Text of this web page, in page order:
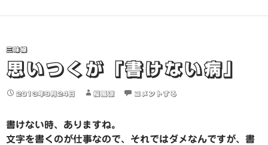
三味線
思いつくが「書けない病」
2013年9月24日 桜風涼 コメントする
書けない時、ありますね。
文字を書くのが仕事なので、それではダメなんですが、書